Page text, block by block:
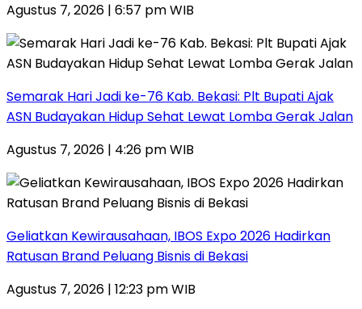
Agustus 7, 2026 | 6:57 pm WIB
‎Semarak Hari Jadi ke-76 Kab. Bekasi: Plt Bupati Ajak
ASN Budayakan Hidup Sehat Lewat Lomba Gerak Jalan
Agustus 7, 2026 | 4:26 pm WIB
‎Geliatkan Kewirausahaan, IBOS Expo 2026 Hadirkan
Ratusan Brand Peluang Bisnis di Bekasi
Agustus 7, 2026 | 12:23 pm WIB